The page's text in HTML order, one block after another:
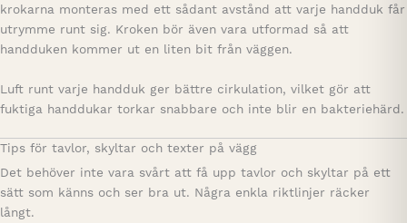
krokarna monteras med ett sådant avstånd att varje handduk får
utrymme runt sig. Kroken bör även vara utformad så att
handduken kommer ut en liten bit från väggen.
Luft runt varje handduk ger bättre cirkulation, vilket gör att
fuktiga handdukar torkar snabbare och inte blir en bakteriehärd.
Tips för tavlor, skyltar och texter på vägg
Det behöver inte vara svårt att få upp tavlor och skyltar på ett
sätt som känns och ser bra ut. Några enkla riktlinjer räcker
långt.